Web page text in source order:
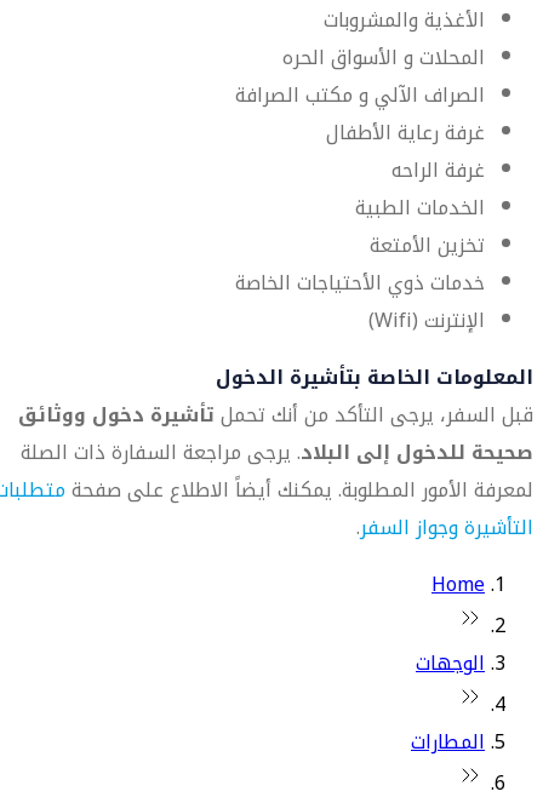
الأغذية والمشروبات
المحلات و الأسواق الحره
الصراف الآلي و مكتب الصرافة
غرفة رعاية الأطفال
غرفة الراحه
الخدمات الطبية
تخزين الأمتعة
خدمات ذوي الأحتياجات الخاصة
الإنترنت (Wifi)
المعلومات الخاصة بتأشيرة الدخول
قبل السفر، يرجى التأكد من أنك تحملتأشيرة دخول ووثائق
صحيحة للدخول إلى البلاد. يرجى مراجعة السفارة ذات الصلة
لمعرفة الأمور المطلوبة. يمكنك أيضاً الاطلاع على صفحة
التأشيرة وجواز السفر.
Home
الوجهات
المطارات